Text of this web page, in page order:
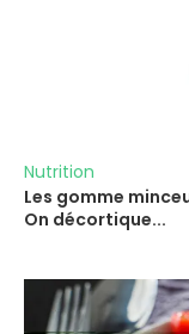
Nutrition
Les gomme
On décortique...